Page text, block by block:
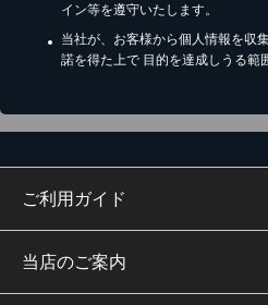
イン等を遵守いたします。
当社が、お客様から個人情報を収
諾を得た上で 目的を達成しうる範
ご利用ガイド
当店のご案内